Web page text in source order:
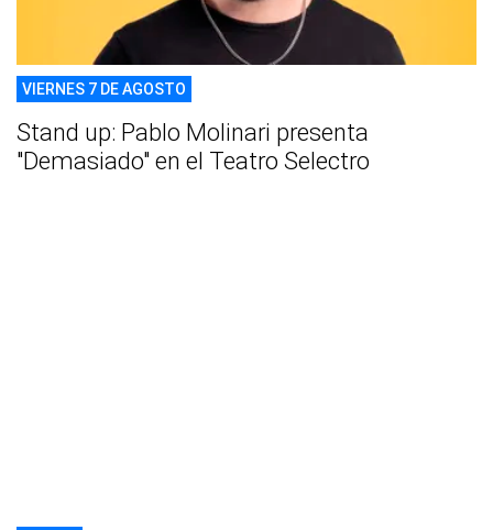
VIERNES 7 DE AGOSTO
Stand up: Pablo Molinari presenta
"Demasiado" en el Teatro Selectro